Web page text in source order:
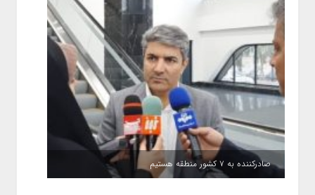
صادرکننده به ۷ کشور منطقه هستیم